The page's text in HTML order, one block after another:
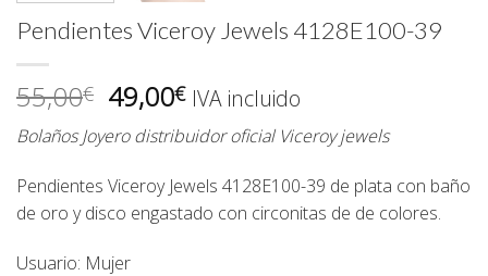
Pendientes Viceroy Jewels 4128E100-39
55,00€ El
precio
original
era:
55,00€.
49,00€El
precio
actual
es:
49,00€.
IVA incluido
Bolaños Joyero distribuidor oficial Viceroy jewels
Pendientes Viceroy Jewels 4128E100-39 de plata con baño
de oro y disco engastado con circonitas de de colores.
Usuario: Mujer